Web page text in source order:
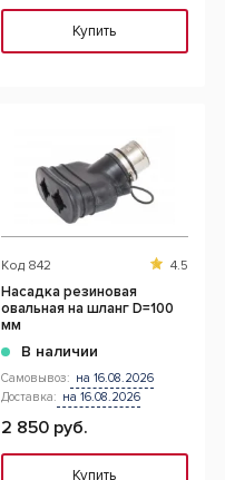
Купить
Код 842 4.5
Насадка резиновая
овальная на шланг D=100
мм
В наличии
Самовывоз: на 16.08.2026
Доставка: на 16.08.2026
2 850 руб.
Купить